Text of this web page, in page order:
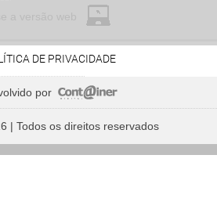
5/33
Pais à espera de seus bebês
DE PRIVACIDADE
por
| Todos os direitos reservados